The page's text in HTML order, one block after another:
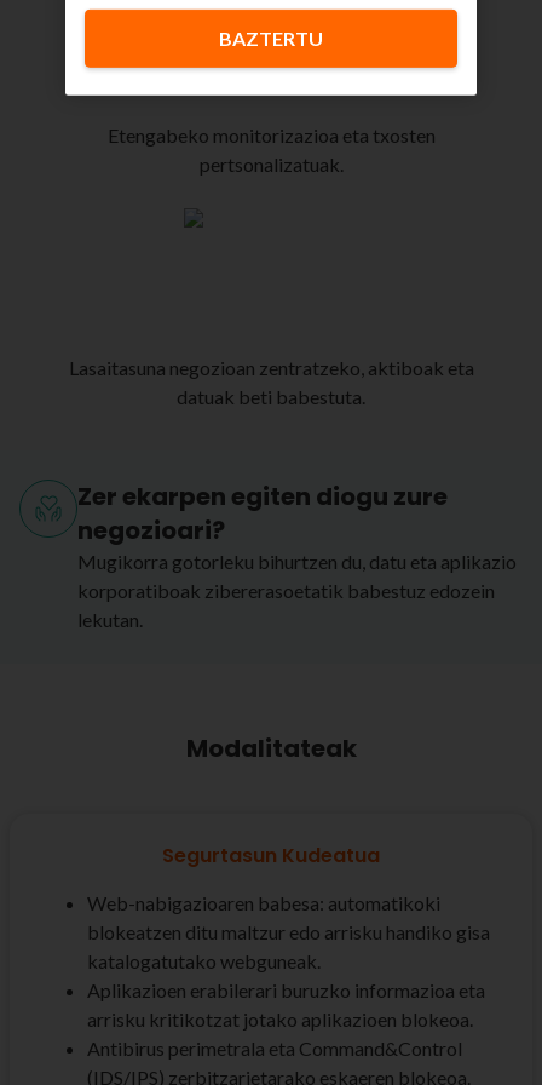
Etengabeko monitorizazioa eta txosten
pertsonalizatuak.
Lasaitasuna negozioan zentratzeko, aktiboak eta
datuak beti babestuta.
Zer ekarpen egiten diogu zure
negozioari?
Mugikorra gotorleku bihurtzen du, datu eta aplikazio
korporatiboak zibererasoetatik babestuz edozein
lekutan.
Modalitateak
Segurtasun Kudeatua
Web-nabigazioaren babesa: automatikoki
blokeatzen ditu maltzur edo arrisku handiko gisa
katalogatutako webguneak.
Aplikazioen erabilerari buruzko informazioa eta
arrisku kritikotzat jotako aplikazioen blokeoa.
Antibirus perimetrala eta Command&Control
(IDS/IPS) zerbitzarietarako eskaeren blokeoa.
BAZTERTU